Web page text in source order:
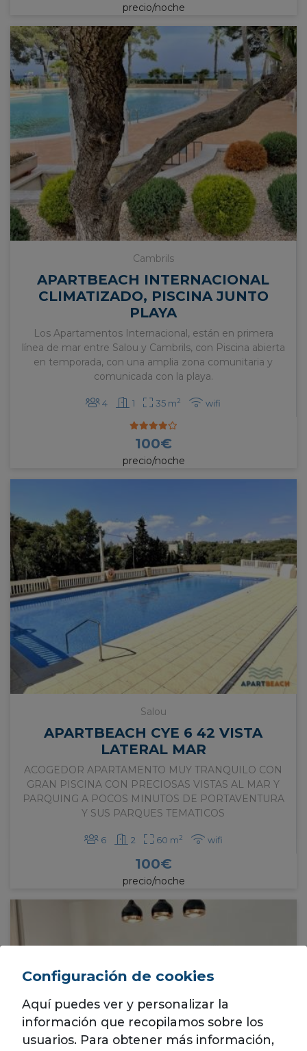
precio/noche
Cambrils
APARTBEACH INTERNACIONAL
CLIMATIZADO, PISCINA JUNTO
PLAYA
Los Apartamentos Internacional, están en primera
línea de mar entre Salou y Cambrils, con Piscina abierta
en temporada, con una amplia zona comunitaria y
comunicada con la playa.
4 1 35 m2 wifi
100€
precio/noche
Salou
APARTBEACH CYE 6 42 VISTA
LATERAL MAR
ACOGEDOR APARTAMENTO MUY TRANQUILO CON
GRAN PISCINA CON PRECIOSAS VISTAS AL MAR Y
PARQUING A POCOS MINUTOS DE PORTAVENTURA
Y SUS PARQUES TEMATICOS
6 2 60 m2 wifi
100€
precio/noche
Configuración de cookies
Aquí puedes ver y personalizar la
información que recopilamos sobre los
usuarios. Para obtener más información,